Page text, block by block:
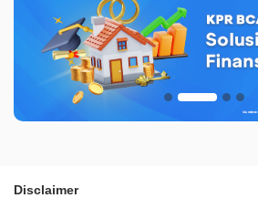
Disclaimer